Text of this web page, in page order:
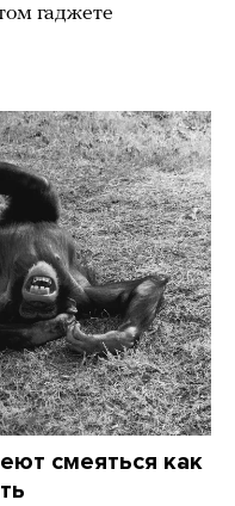
гаджете
смеяться как